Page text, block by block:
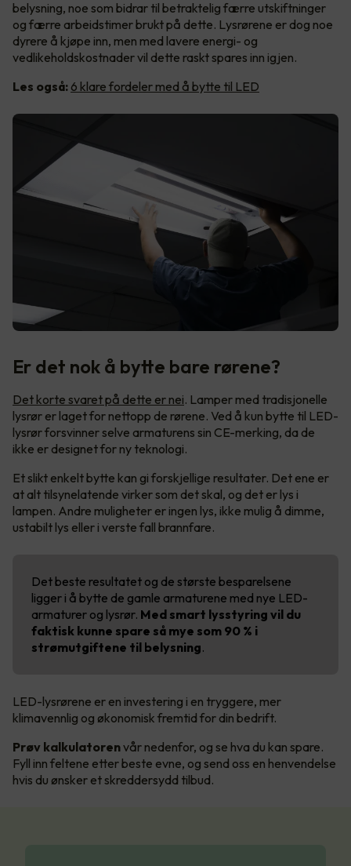
belysning, noe som bidrar til betraktelig færre utskiftninger
og færre arbeidstimer brukt på dette. Lysrørene er dog noe
dyrere å kjøpe inn, men med lavere energi- og
vedlikeholdskostnader vil dette raskt spares inn igjen.
Les også: 6 klare fordeler med å bytte til LED
Er det nok å bytte bare rørene?
Det korte svaret på dette er nei. Lamper med tradisjonelle
lysrør er laget for nettopp de rørene. Ved å kun bytte til LED-
lysrør forsvinner selve armaturens sin CE-merking, da de
ikke er designet for ny teknologi.
Et slikt enkelt bytte kan gi forskjellige resultater. Det ene er
at alt tilsynelatende virker som det skal, og det er lys i
lampen. Andre muligheter er ingen lys, ikke mulig å dimme,
ustabilt lys eller i verste fall brannfare.
Det beste resultatet og de største besparelsene
ligger i å bytte de gamle armaturene med nye LED-
armaturer og lysrør. Med smart lysstyring vil du
faktisk kunne spare så mye som 90 % i
strømutgiftene til belysning.
LED-lysrørene er en investering i en tryggere, mer
klimavennlig og økonomisk fremtid for din bedrift.
Prøv kalkulatorenvår nedenfor, og se hva du kan spare.
Fyll inn feltene etter beste evne, og send oss en henvendelse
hvis du ønsker et skreddersydd tilbud.